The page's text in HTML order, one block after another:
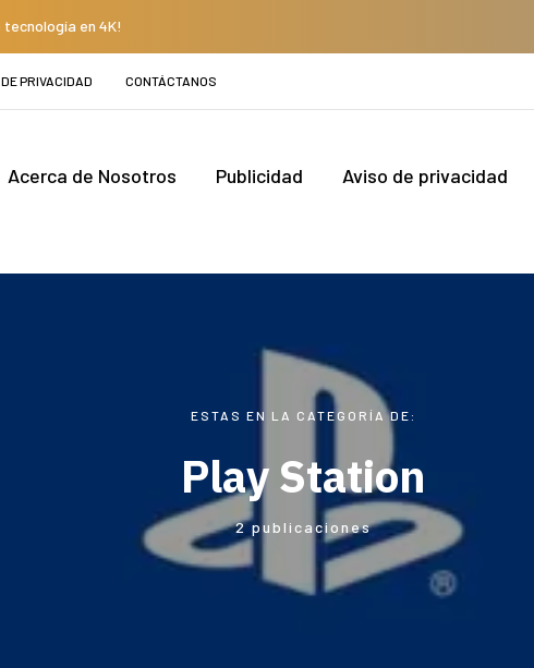
en 4K!
PRIVACIDAD CONTÁCTANOS
Acerca de Nosotros Publicidad Aviso de privacidad
ESTAS EN LA CATEGORÍA DE:
Play Station
2 publicaciones